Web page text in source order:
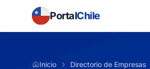
PortalChile
Inicio Directorio de Empresas